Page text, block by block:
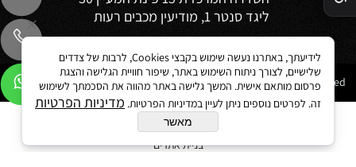
ליגד סנטר 1, מודיעין מכבים רעות
בניית אתרים
לידיעתך, באתרנו נעשה שימוש בקבצי Cookies, לרבות של צדדים
שלישיים, לצורך ניתוח השימוש באתר, שיפור חוויית הגלישה והצגת
פרסום מותאם אישית. המשך גלישה באתר מהווה את הסכמתך לשימוש
זה. לפרטים נוספים ניתן לעיין במדיניות הפרטיות. מדיניות הפרטיות
מאשר